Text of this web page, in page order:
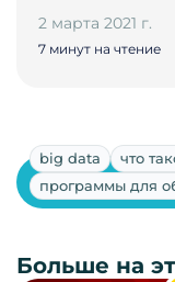
2 марта 2021 г.
7 минут на чтение
big data что
программы для
Больше на